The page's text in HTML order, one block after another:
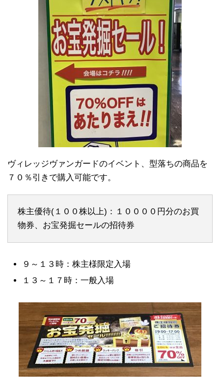
ヴィレッジヴァンガードのイベント、型落ちの商品を
７０％引きで購入可能です。
株主優待(１００株以上)：１００００円分のお買
物券、お宝発掘セールの招待券
９～１３時：株主様限定入場
１３～１７時：一般入場